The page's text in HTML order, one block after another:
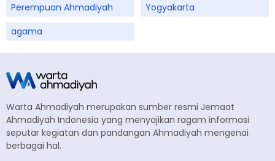
Perempuan Ahmadiyah
Yogyakarta
agama
Warta Ahmadiyah merupakan sumber resmi Jemaat
Ahmadiyah Indonesia yang menyajikan ragam informasi
seputar kegiatan dan pandangan Ahmadiyah mengenai
berbagai hal.